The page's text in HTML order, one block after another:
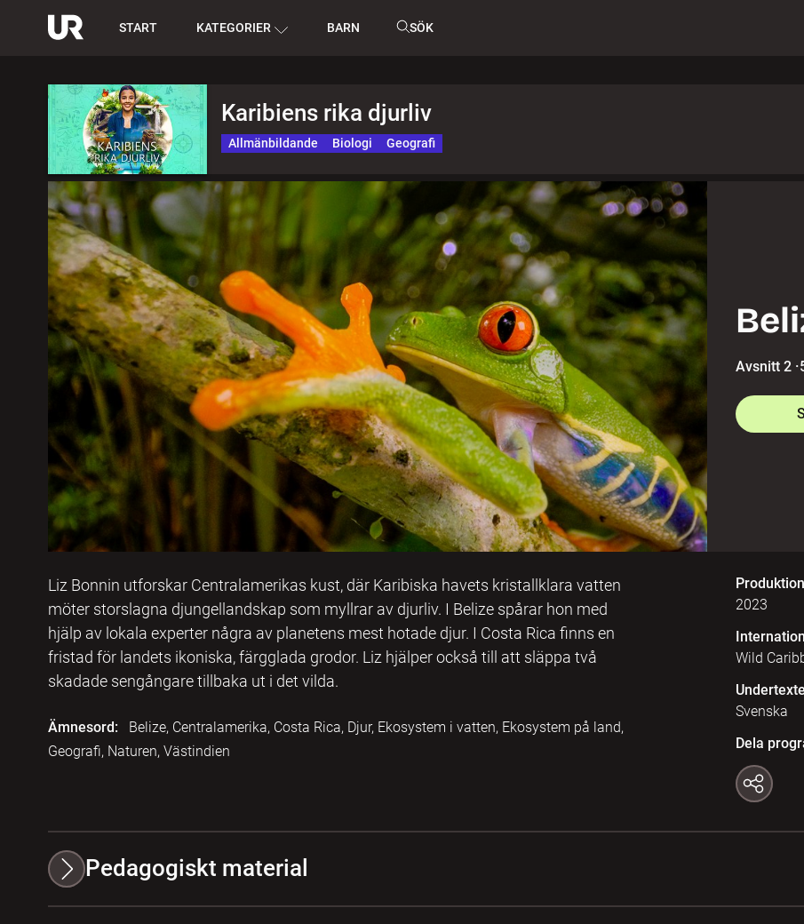
START KATEGORIER BARN SÖK
Karibiens rika djurliv
Allmänbildande Biologi Geografi
Avsnitt 2 ·
Liz Bonnin utforskar Centralamerikas kust, där Karibiska havets kristallklara vatten
möter storslagna djungellandskap som myllrar av djurliv. I Belize spårar hon med
hjälp av lokala experter några av planetens mest hotade djur. I Costa Rica finns en
fristad för landets ikoniska, färgglada grodor. Liz hjälper också till att släppa två
skadade sengångare tillbaka ut i det vilda.
Ämnesord:
Belize, Centralamerika, Costa Rica, Djur, Ekosystem i vatten, Ekosystem på land,
Geografi, Naturen, Västindien
2023
Wild
Svenska
Dela
Pedagogiskt material